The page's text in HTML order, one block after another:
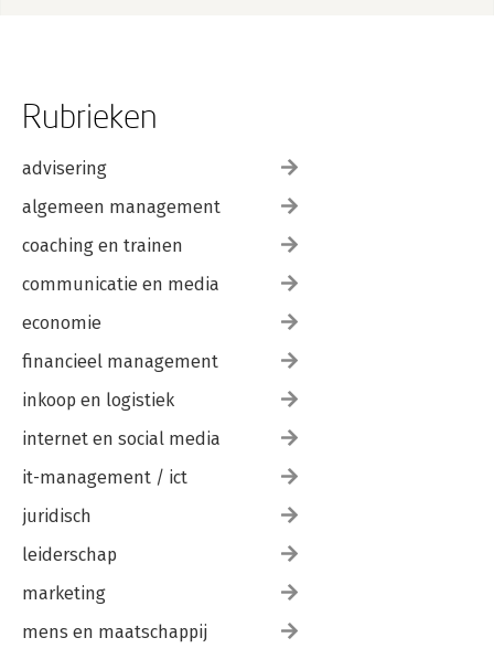
Rubrieken
advisering
algemeen management
coaching en trainen
communicatie en media
economie
financieel management
inkoop en logistiek
internet en social media
it-management / ict
juridisch
leiderschap
marketing
mens en maatschappij